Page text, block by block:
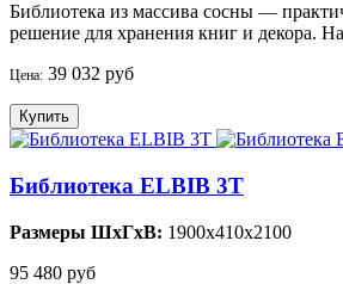
Библиотека из массива сосны —
решение для хранения книг и декора.
Цена: 39 032 руб
Купить
Библиотека ELBIB 3Т
Размеры ШхГхВ: 1900x410x2100
95 480 руб